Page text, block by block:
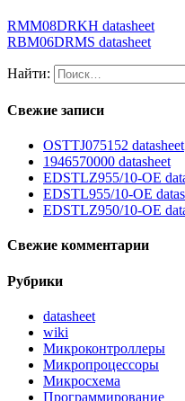
RMM08DRKH datasheet
RBM06DRMS datasheet
Найти:
Свежие записи
OSTTJ075152 datasheet
1946570000 datasheet
EDSTLZ955/10-OE
EDSTL955/10-OE
EDSTLZ950/10-OE
Свежие комментарии
Рубрики
datasheet
wiki
Микроконтроллеры
Микропроцессоры
Микросхема
Программирование